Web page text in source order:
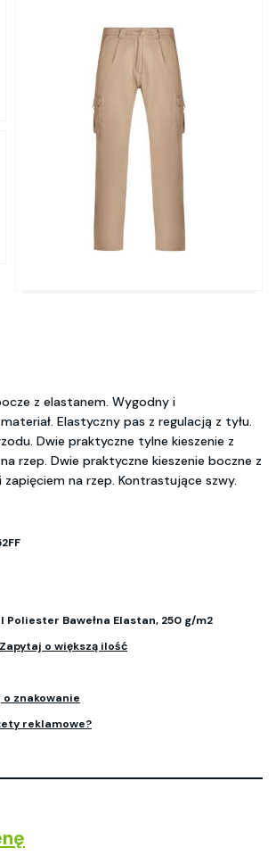
z elastanem. Wygodny i
Elastyczny pas z regulacją z tyłu.
Dwie praktyczne tylne kieszenie z
rzep. Dwie praktyczne kieszenie boczne z
zapięciem na rzep. Kontrastujące szwy.
Poliester Bawełna Elastan, 250 g/m2
Zapytaj o większą ilość
o znakowanie
reklamowe?